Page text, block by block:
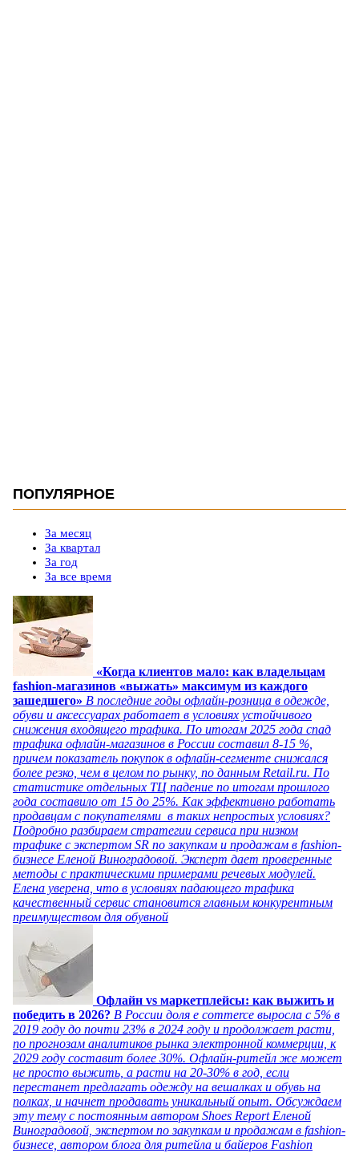
ПОПУЛЯРНОЕ
За месяц
За квартал
За год
За все время
«Когда клиентов мало: как владельцам
fashion-магазинов «выжать» максимум из каждого
зашедшего» В последние годы офлайн-розница в одежде,
обуви и аксессуарах работает в условиях устойчивого
снижения входящего трафика. По итогам 2025 года спад
трафика офлайн-магазинов в России составил 8-15 %,
причем показатель покупок в офлайн-сегменте снижался
более резко, чем в целом по рынку, по данным Retail.ru. По
статистике отдельных ТЦ падение по итогам прошлого
года составило от 15 до 25%. Как эффективно работать
продавцам с покупателями в таких непростых условиях?
Подробно разбираем стратегии сервиса при низком
трафике с экспертом SR по закупкам и продажам в fashion-
бизнесе Еленой Виноградовой. Эксперт дает проверенные
методы с практическими примерами речевых модулей.
Елена уверена, что в условиях падающего трафика
качественный сервис становится главным конкурентным
преимуществом для обувной
Офлайн vs маркетплейсы: как выжить и
победить в 2026? В России доля e commerce выросла с 5% в
2019 году до почти 23% в 2024 году и продолжает расти,
по прогнозам аналитиков рынка электронной коммерции, к
2029 году составит более 30%. Офлайн-ритейл же может
не просто выжить, а расти на 20-30% в год, если
перестанет предлагать одежду на вешалках и обувь на
полках, и начнет продавать уникальный опыт. Обсуждаем
эту тему с постоянным автором Shoes Report Еленой
Виноградовой, экспертом по закупкам и продажам в fashion-
бизнесе, автором блога для ритейла и байеров Fashion